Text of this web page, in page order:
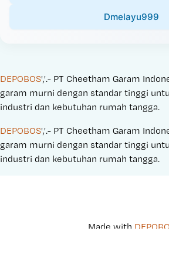
Dmelayu999
DEPOBOS','.- PT Cheetham Garam
garam murni dengan standar tinggi
industri dan kebutuhan rumah tangga.
DEPOBOS','.- PT Cheetham Garam
garam murni dengan standar tinggi
industri dan kebutuhan rumah tangga.
Made with